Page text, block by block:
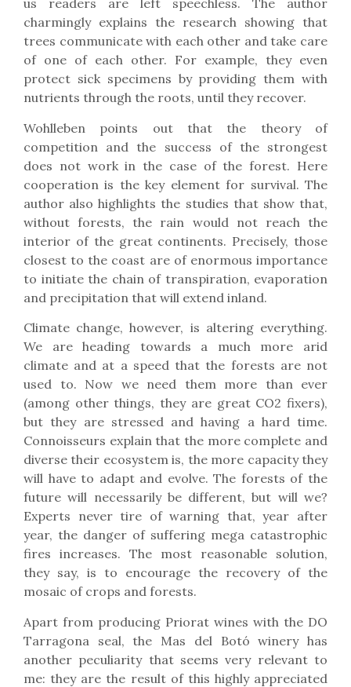
us readers are left speechless. The author
charmingly explains the research showing that
trees communicate with each other and take care
of one of each other. For example, they even
protect sick specimens by providing them with
nutrients through the roots, until they recover.
Wohlleben points out that the theory of
competition and the success of the strongest
does not work in the case of the forest. Here
cooperation is the key element for survival. The
author also highlights the studies that show that,
without forests, the rain would not reach the
interior of the great continents. Precisely, those
closest to the coast are of enormous importance
to initiate the chain of transpiration, evaporation
and precipitation that will extend inland.
Climate change, however, is altering everything.
We are heading towards a much more arid
climate and at a speed that the forests are not
used to. Now we need them more than ever
(among other things, they are great CO2 fixers),
but they are stressed and having a hard time.
Connoisseurs explain that the more complete and
diverse their ecosystem is, the more capacity they
will have to adapt and evolve. The forests of the
future will necessarily be different, but will we?
Experts never tire of warning that, year after
year, the danger of suffering mega catastrophic
fires increases. The most reasonable solution,
they say, is to encourage the recovery of the
mosaic of crops and forests.
Apart from producing Priorat wines with the DO
Tarragona seal, the Mas del Botó winery has
another peculiarity that seems very relevant to
me: they are the result of this highly appreciated